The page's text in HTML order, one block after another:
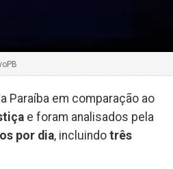
Paraíba em comparação ao
e foram analisados pela
por dia, incluindo três